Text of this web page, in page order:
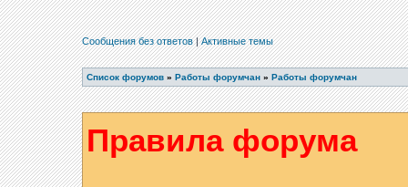
Сообщения без ответов|Активные темы
Список форумов » Работы форумчан » Работы форумчан
Правила форума